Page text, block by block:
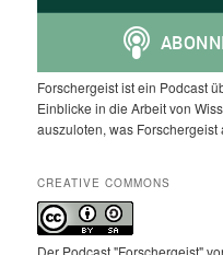
Forschergeist ist ein Podcast
Einblicke in die Arbeit von
auszuloten, was
CREATIVE COMMONS